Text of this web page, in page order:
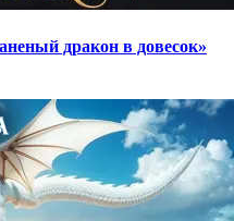
дракон в довесок»